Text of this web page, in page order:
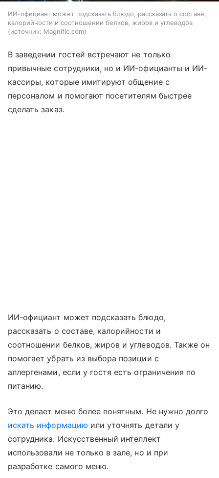
ИИ-официант может подсказать блюдо, рассказать о составе,
калорийности и соотношении белков, жиров и углеводов
источник: Magnific.com
В заведении гостей встречают не только
привычные сотрудники, но и ИИ-официанты и ИИ-
кассиры, которые имитируют общение с
персоналом и помогают посетителям быстрее
сделать заказ.
ИИ-официант может подсказать блюдо,
рассказать о составе, калорийности и
соотношении белков, жиров и углеводов. Также он
помогает убрать из выбора позиции с
аллергенами, если у гостя есть ограничения по
питанию.
Это делает меню более понятным. Не нужно долго
искать информацию или уточнять детали у
сотрудника. Искусственный интеллект
использовали не только в зале, но и при
разработке самого меню.